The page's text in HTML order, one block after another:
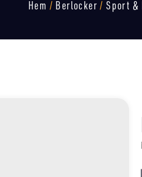
Hem / Berlocker /Sport &